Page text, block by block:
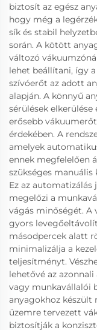
biztosít az egész
hogy még a
sík és stabil
során. A kötött
változó
lehet beállítani, így
szívóerőt az adott
alapján. A könnyű
sérülések
erősebb
érdekében. A
amelyek
ennek megfelelően
szükséges
Ez az
megelőzi a
vágás minőségét. A
gyors
másodpercek alatt
minimalizálja a
teljesítményt.
lehetővé az
vagy munkavállalói
anyagokhoz készült
üzemre tervezett
biztosítják a